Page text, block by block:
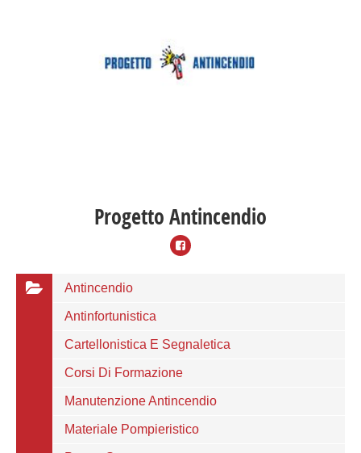
Progetto Antincendio
Antincendio
Antinfortunistica
Cartellonistica E Segnaletica
Corsi Di Formazione
Manutenzione Antincendio
Materiale Pompieristico